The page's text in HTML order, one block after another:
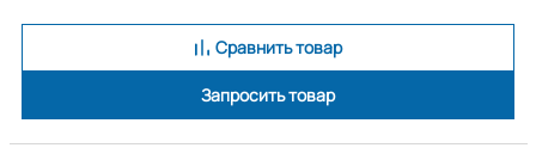
Сравнить товар
Запросить товар